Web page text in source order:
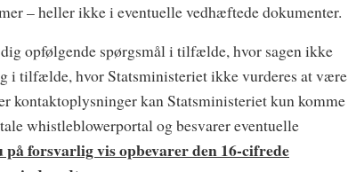
– heller ikke i eventuelle vedhæftede dokumenter.
opfølgende spørgsmål i tilfælde, hvor sagen ikke
tilfælde, hvor Statsministeriet ikke vurderes at være
kontaktoplysninger kan Statsministeriet kun komme
whistleblowerportal og besvarer eventuelle
forsvarlig vis opbevarer den 16-cifrede